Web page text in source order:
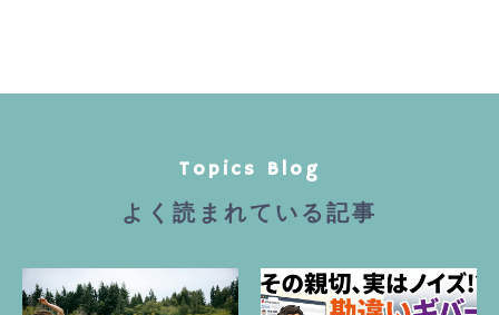
Topics Blog
よく読まれている記事